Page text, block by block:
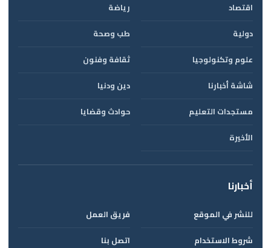
اقتصاد
رياضة
دولية
طب وصحة
علوم وتكنولوجيا
ثقافة وفنون
شاشة أخبارنا
دين ودنيا
مستجدات التعليم
حوادث وقضايا
الأخيرة
أخبارنا
للنشر في الموقع
فريق العمل
شروط الاستخدام
اتصل بنا